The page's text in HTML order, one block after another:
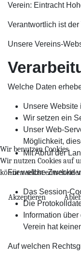
Verein: Eintracht
Verantwortlich ist
Unsere Vereins-
Welche Daten
Unsere Website
Wir setzen ein
Unser Web-
Möglichkeit,
Mit Abruf der
Für welche Zwecke
Das Session-
Die
Information
Verein hat
Auf welchen
Wir benutzen Cookies
Wir nutzen Cookies auf
können selbst
Akzeptieren